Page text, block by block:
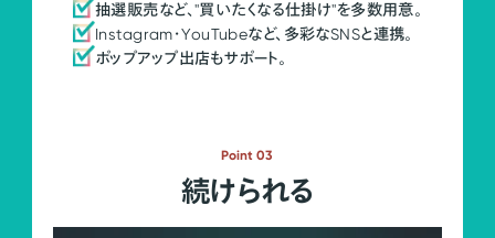
抽選販売など、"買いたくなる仕掛け"を多数用意。
Instagram・YouTubeなど、多彩なSNSと連携。
ポップアップ出店もサポート。
Point 03
続けられる